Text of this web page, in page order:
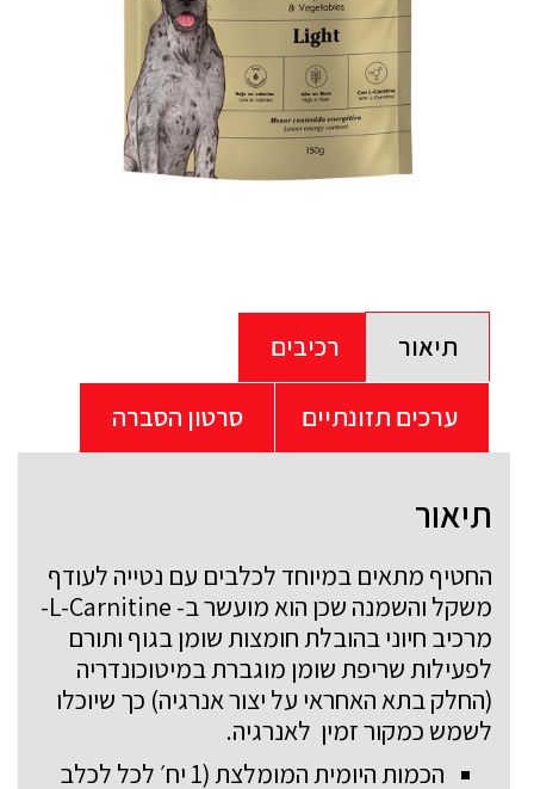
תיאור רכיבים
ערכים תזונתיים סרטון הסברה
תיאור
החטיף מתאים במיוחד לכלבים עם נטייה לעודף
משקל והשמנה שכן הוא מועשר ב- L-Carnitine-
מרכיב חיוני בהובלת חומצות שומן בגוף ותורם
לפעילות שריפת שומן מוגברת במיטוכונדריה
(החלק בתא האחראי על יצור אנרגיה) כך שיוכלו
לשמש כמקור זמין לאנרגיה.
הכמות היומית המומלצת (1 יח׳ לכל לכלב